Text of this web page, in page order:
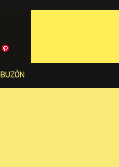
BUZÓN